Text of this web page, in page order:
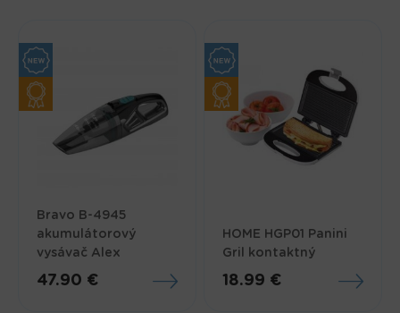
Bravo B-4945
akumulátorový
vysávač Alex
47.90 €
HOME HGP01 Panini
Gril kontaktný
18.99 €